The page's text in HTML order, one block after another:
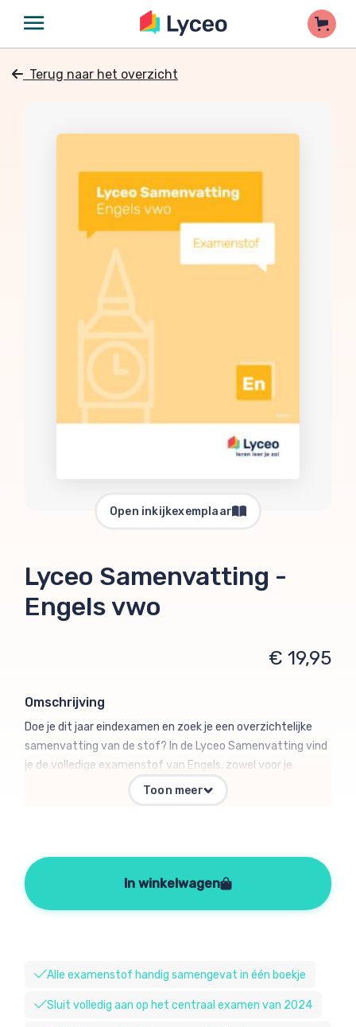
Terug naar het overzicht
Open inkijkexemplaar
Lyceo Samenvatting -
Engels vwo
€ 19,95
Omschrijving
Doe je dit jaar eindexamen en zoek je een overzichtelijke
samenvatting van de stof? In de Lyceo Samenvatting vind
je de volledige examenstof van Engels, zowel voor je
laatste schoolexamens als voor de centraal examens. Elke
moet weten, met extra uitleg bij moeilijke onderwerpen als
signaalwoorden en tekstsoorten herkennen. Maar ook
handige voorbeelden, tips bij het leren, een uitgebreide
Toon meer
In winkelwagen
Alle examenstof handig samengevat in één boekje
Sluit volledig aan op het centraal examen van 2024